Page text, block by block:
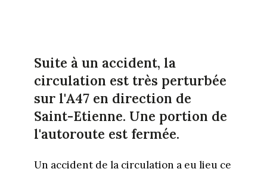
Suite à un accident, la
circulation est très perturbée
sur l'A47 en direction de
Saint-Etienne. Une portion de
l'autoroute est fermée.
Un accident de la circulation a eu lieu ce